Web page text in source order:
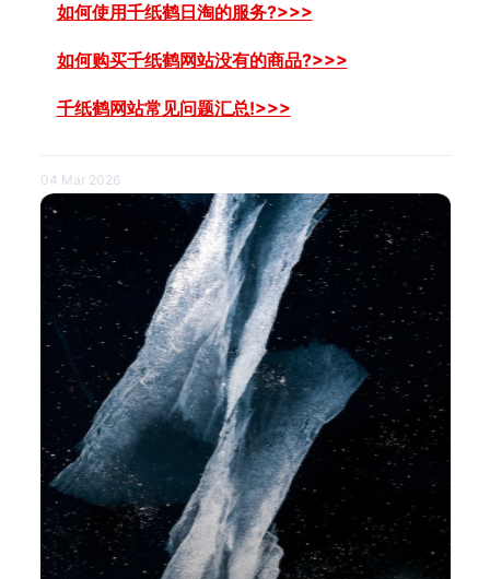
如何使用千纸鹤日淘的服务?>>>
如何购买千纸鹤网站没有的商品?>>>
千纸鹤网站常见问题汇总!>>>
04 Mar 2026